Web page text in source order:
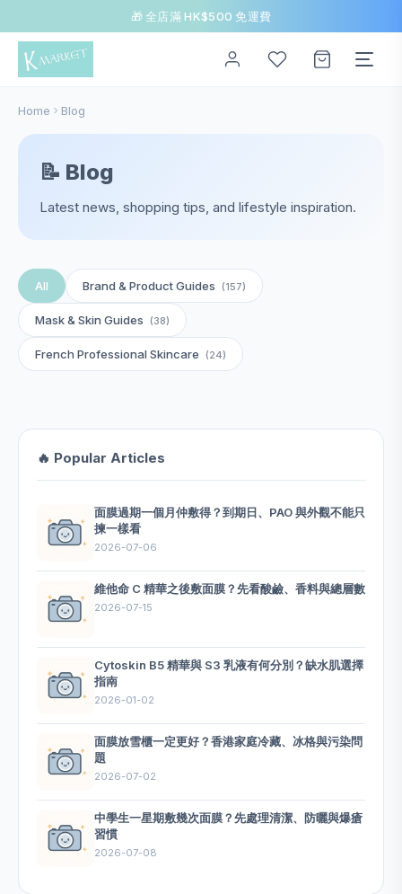
🎁 全店滿 HK$500 免運費
Home Blog
📝 Blog
Latest news, shopping tips, and lifestyle inspiration.
All Brand & Product Guides (157)
Mask & Skin Guides (38)
French Professional Skincare (24)
🔥 Popular Articles
面膜過期一個月仲敷得？到期日、PAO 與外觀不能只
揀一樣看
2026-07-06
維他命 C 精華之後敷面膜？先看酸鹼、香料與總層數
2026-07-15
Cytoskin B5 精華與 S3 乳液有何分別？缺水肌選擇
指南
2026-01-02
面膜放雪櫃一定更好？香港家庭冷藏、冰格與污染問
題
2026-07-02
中學生一星期敷幾次面膜？先處理清潔、防曬與爆瘡
習慣
2026-07-08